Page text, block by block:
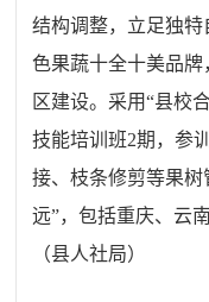
结构调整，立足独
色果蔬十全十美品牌
区建设。 采用“县校
技能培训班2期 ，参
接、枝条修剪等果树
远”，包括重庆、云
（县人社局）